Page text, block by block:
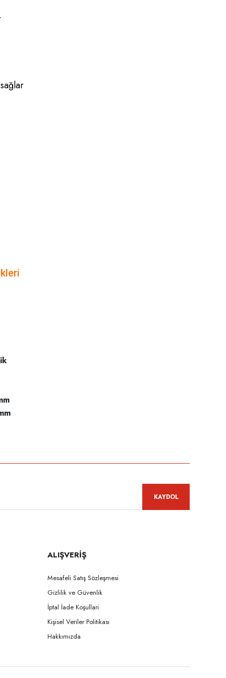
KAYDOL
ALIŞVERİŞ
Mesafeli Satış Sözleşmesi
Gizlilik ve Güvenlik
İptal İade Koşullari
Kişisel Veriler Politikası
Hakkımızda